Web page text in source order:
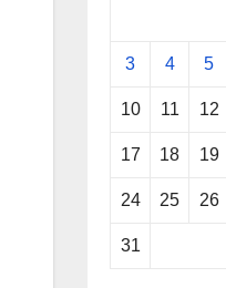
3 4 5
10 11 12
17 18 19
24 25 26
31